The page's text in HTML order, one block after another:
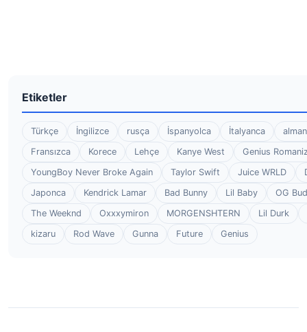
Etiketler
Türkçe İngilizce rusça İspanyolca İtalyanca
Fransızca
Korece Lehçe Kanye West
Genius
YoungBoy Never Broke Again
Taylor Swift Juice WRLD
Japonca
Kendrick Lamar Bad Bunny Lil Baby
OG
The Weeknd
Oxxxymiron MORGENSHTERN
Lil Durk
kizaru
Rod Wave Gunna Future Genius